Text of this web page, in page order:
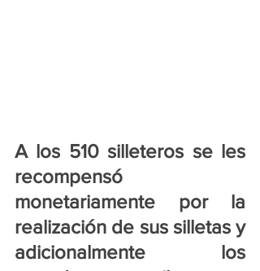
A los 510 silleteros se les
recompensó
monetariamente por la
realización de sus silletas y
adicionalmente los